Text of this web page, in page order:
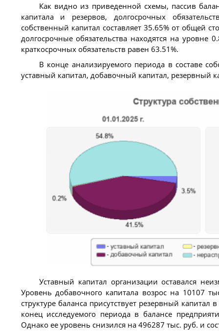
Как видно из приведенной схемы, пассив
капитала и резервов, долгосрочных
собственный капитал составляет 35.65% от общей
долгосрочные обязательства находятся на уровне
краткосрочных обязательств равен 63.51%.
В конце анализируемого периода в составе
уставный капитал, добавочный капитал, резервный
Уставный капитал организации оставался
Уровень добавочного капитала возрос на 10107
структуре баланса присутствует резервный
конец исследуемого периода в балансе
Однако ее уровень снизился на 496287 тыс. руб. и